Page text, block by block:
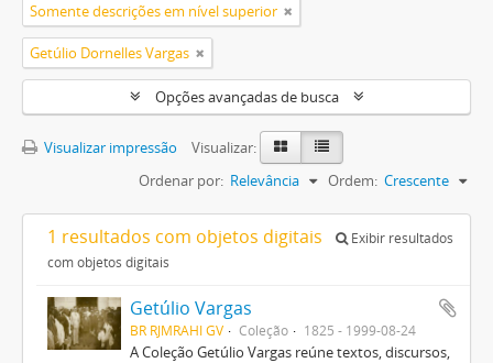
Somente descrições em nível superior
Getúlio Dornelles Vargas
Opções avançadas de busca
Visualizar impressão
Visualizar:
Ordenar por: Relevância Ordem: Crescente
1 resultados com objetos digitais
Exibir resultados
com objetos digitais
Getúlio Vargas
BR RJMRAHI GV Coleção 1825 - 1999-08-24
A Coleção Getúlio Vargas reúne textos, discursos,